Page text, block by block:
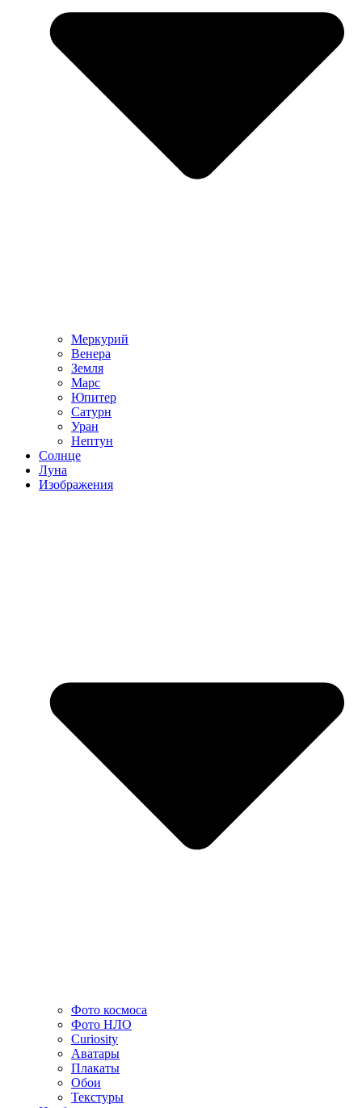
Меркурий
Венера
Земля
Марс
Юпитер
Сатурн
Уран
Нептун
Солнце
Луна
Изображения
Фото космоса
Фото НЛО
Curiosity
Аватары
Плакаты
Обои
Текстуры